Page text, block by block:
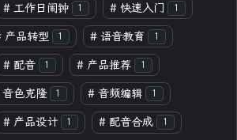
# 工作日闹钟 1 # 快速入门 1
产品转型 1 # 语音教育 1
# 配音 1 # 产品推荐 1
音色克隆 1 # 音频编辑 1
# 产品设计 1 # 配音合成 1